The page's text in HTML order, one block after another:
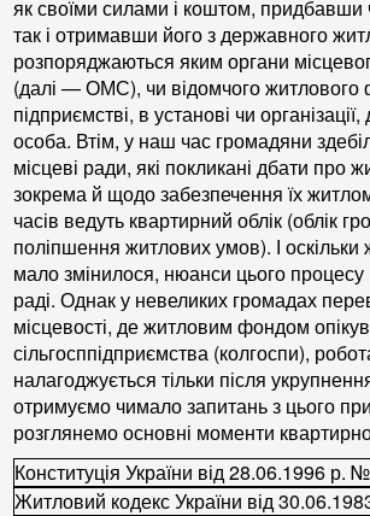
як своїми силами і коштом,
так і отримавши його з державного
розпоряджаються яким органи
(далі — ОМС), чи відомчого житлового
підприємстві, в установі чи
особа. Втім, у наш час громадяни
місцеві ради, які покликані дбати про
зокрема й щодо забезпечення їх
часів ведуть квартирний облік (облік
поліпшення житлових умов). І
мало змінилося, нюанси цього процесу
раді. Однак у невеликих громадах
місцевості, де житловим фондом
сільгосппідприємства (колгоспи),
налагоджується тільки після
отримуємо чимало запитань з цього
розглянемо основні моменти
Конституція України від 28.06.1996 р.
Житловий кодекс України від